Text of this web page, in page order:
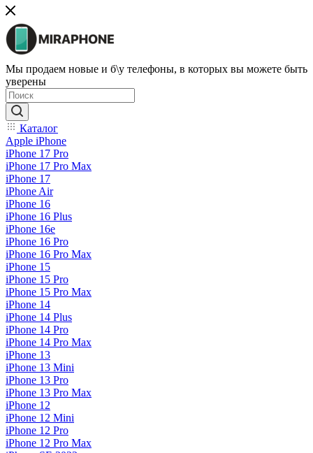
Мы продаем новые и б\у телефоны, в которых вы можете быть
уверены
Каталог
Apple iPhone
iPhone 17 Pro
iPhone 17 Pro Max
iPhone 17
iPhone Air
iPhone 16
iPhone 16 Plus
iPhone 16e
iPhone 16 Pro
iPhone 16 Pro Max
iPhone 15
iPhone 15 Pro
iPhone 15 Pro Max
iPhone 14
iPhone 14 Plus
iPhone 14 Pro
iPhone 14 Pro Max
iPhone 13
iPhone 13 Mini
iPhone 13 Pro
iPhone 13 Pro Max
iPhone 12
iPhone 12 Mini
iPhone 12 Pro
iPhone 12 Pro Max